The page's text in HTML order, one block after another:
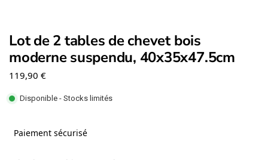
Lot de 2 tables de chevet bois
moderne suspendu, 40x35x47.5cm
119,90 €
Disponible - Stocks limités
Paiement sécurisé